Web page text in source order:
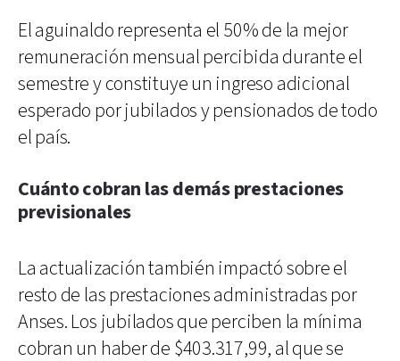
El aguinaldo representa el 50% de la mejor
remuneración mensual percibida durante el
semestre y constituye un ingreso adicional
esperado por jubilados y pensionados de todo
el país.
Cuánto cobran las demás prestaciones
previsionales
La actualización también impactó sobre el
resto de las prestaciones administradas por
Anses. Los jubilados que perciben la mínima
cobran un haber de $403.317,99, al que se